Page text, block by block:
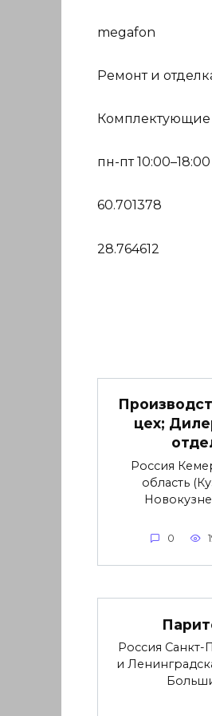
megafon
Ремонт и
Комплектующие
пн-пт 10:00–18:00
60.701378
28.764612
цех;
Россия
область
0
Россия Санкт-
и